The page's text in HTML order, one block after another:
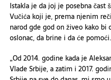
Istakla je da joj je posebna čast
Vučića koji je, prema njenim
narod gde god on živeo kako bi
oslonac, da brine i da će pomoći.
„Od 2014. godine kada je
Vlade Srbije, a zatim i 2017.